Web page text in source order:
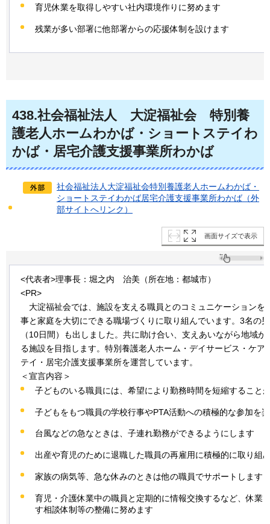
育児休業を取得しやすい社内環境作りに努めます
残業が多い部署に他部署からの応援体制を設けます
438.社会福祉法人 大淀福祉会 特別 養
護老人ホームわかば・ショートステイわ
かば・居宅介護支援事業所わかば
社会福祉法人大淀福祉会特別養護老人ホームわかば・
ショートステイわかば居宅介護支援事業所わかば（外
部サイトへリンク）
画面サイズで表示
<代表者>理事長：堀之内 治美 （所在地：都城市）
<PR>
大淀福祉会では、施設を支える職員とのコミュニケーションを
事と家庭を大切にできる職場づくりに取り組んでいます。3名の
（10日間）も出しました。共に助け合い、支えあいながら地域
る施設を目指します。特別養護老人ホーム・デイサービス・ケア
テイ・居宅介護支援事業所を運営しています。
＜宣言内容＞
子どものいる職員には、希望により勤務時間を短縮すること
子どもをもつ職員の学校行事やPTA活動への積極的な参加を
台風などの急なときは、子連れ勤務ができるようにします
出産や育児のために退職した職員の再雇用に積極的に取り組
家族の病気等、急な休みのときは他の職員でサポートします
育児・介護休業中の職員と定期的に情報交換するなど、休業
す相談体制等の整備に努めます